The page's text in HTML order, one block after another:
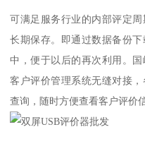
可满足服务行业的内部评定
长期保存。即通过数据备份
中，便于以后的再次利用。
客户评价管理系统无缝对接
查询，随时方便查看客户评价